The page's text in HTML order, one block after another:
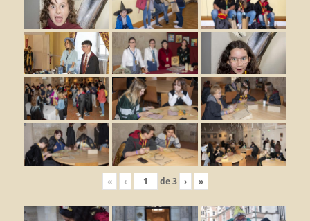
« ‹ de3 › »